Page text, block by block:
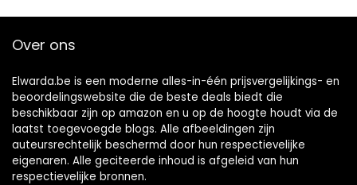
Over ons
Elwarda.be is een moderne alles-in-één prijsvergelijkings- en
beoordelingswebsite die de beste deals biedt die
beschikbaar zijn op amazon en u op de hoogte houdt via de
laatst toegevoegde blogs. Alle afbeeldingen zijn
auteursrechtelijk beschermd door hun respectievelijke
eigenaren. Alle geciteerde inhoud is afgeleid van hun
respectievelijke bronnen.